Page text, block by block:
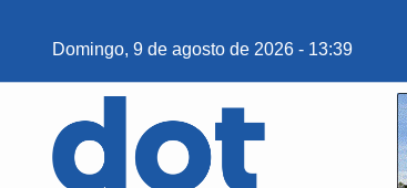
Domingo, 9 de agosto de 2026 - 13:39